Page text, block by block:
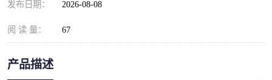
发布日期： 2026-08-08
阅 读 量： 67
产品描述